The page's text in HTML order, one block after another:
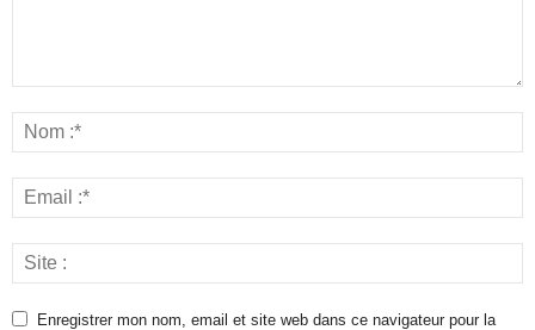
Enregistrer mon nom, email et site web dans ce navigateur pour la